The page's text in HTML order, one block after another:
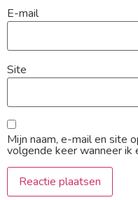
E-mail
Site
Mijn naam, e-mail en site
volgende keer wanneer ik